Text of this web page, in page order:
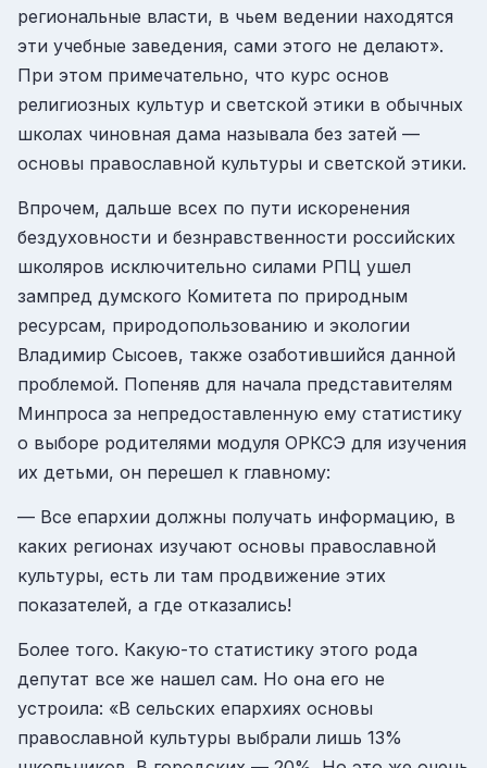
региональные власти, в чьем ведении находятся
эти учебные заведения, сами этого не делают».
При этом примечательно, что курс основ
религиозных культур и светской этики в обычных
школах чиновная дама называла без затей —
основы православной культуры и светской этики.
Впрочем, дальше всех по пути искоренения
бездуховности и безнравственности российских
школяров исключительно силами РПЦ ушел
зампред думского Комитета по природным
ресурсам, природопользованию и экологии
Владимир Сысоев, также озаботившийся данной
проблемой. Попеняв для начала представителям
Минпроса за непредоставленную ему статистику
о выборе родителями модуля ОРКСЭ для изучения
их детьми, он перешел к главному:
— Все епархии должны получать информацию, в
каких регионах изучают основы православной
культуры, есть ли там продвижение этих
показателей, а где отказались!
Более того. Какую-то статистику этого рода
депутат все же нашел сам. Но она его не
устроила: «В сельских епархиях основы
православной культуры выбрали лишь 13%